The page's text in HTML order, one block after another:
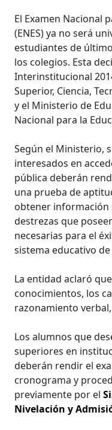
El Examen Nacional
(ENES) ya no será
estudiantes de
los colegios. Esta
Interinstitucional
Superior, Ciencia,
y el Ministerio de
Nacional para la
Según el Ministerio,
interesados en
pública deberán
una prueba de
obtener información
destrezas que
necesarias para el
sistema educativo
La entidad aclaró
conocimientos, los
razonamiento
Los alumnos que
superiores en
deberán rendir el
cronograma y
previamente por el
Nivelación y